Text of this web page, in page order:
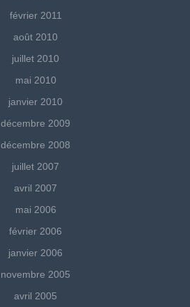
février 2011
août 2010
juillet 2010
mai 2010
janvier 2010
décembre 2009
décembre 2008
juillet 2007
avril 2007
mai 2006
février 2006
janvier 2006
novembre 2005
avril 2005